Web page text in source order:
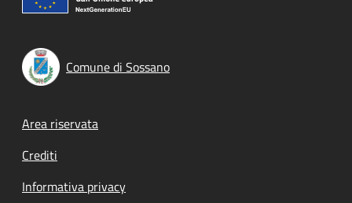
Comune di Sossano
Footer menu
Area riservata
Crediti
Informativa privacy